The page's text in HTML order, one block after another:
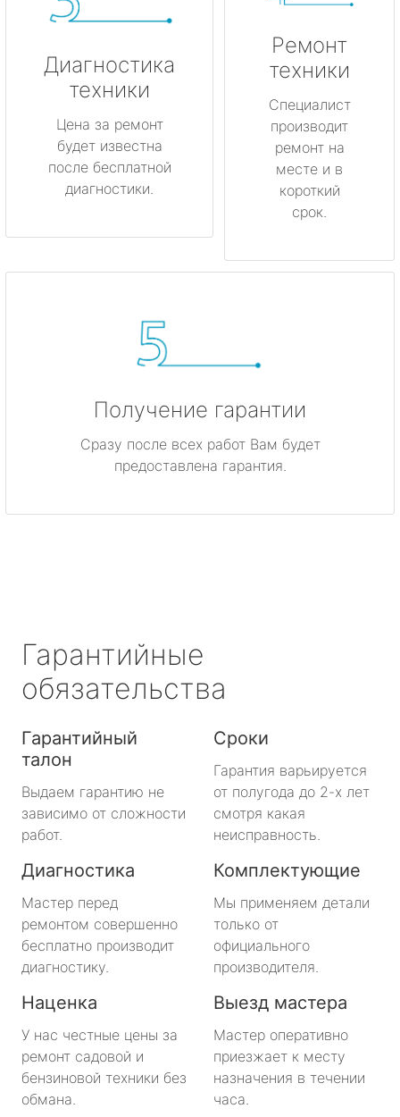
Диагностика
техники
Цена за ремонт
будет известна
после бесплатной
диагностики.
Ремонт
техники
Специалист
производит
ремонт на
месте и в
короткий
срок.
Получение гарантии
Сразу после всех работ Вам будет
предоставлена гарантия.
Гарантийные
обязательства
Гарантийный
талон
Выдаем гарантию не
зависимо от сложности
работ.
Сроки
Гарантия варьируется
от полугода до 2-х лет
смотря какая
неисправность.
Диагностика
Мастер перед
ремонтом совершенно
бесплатно производит
диагностику.
Комплектующие
Мы применяем детали
только от
официального
производителя.
Наценка
У нас честные цены за
ремонт садовой и
бензиновой техники без
обмана.
Выезд мастера
Мастер оперативно
приезжает к месту
назначения в течении
часа.